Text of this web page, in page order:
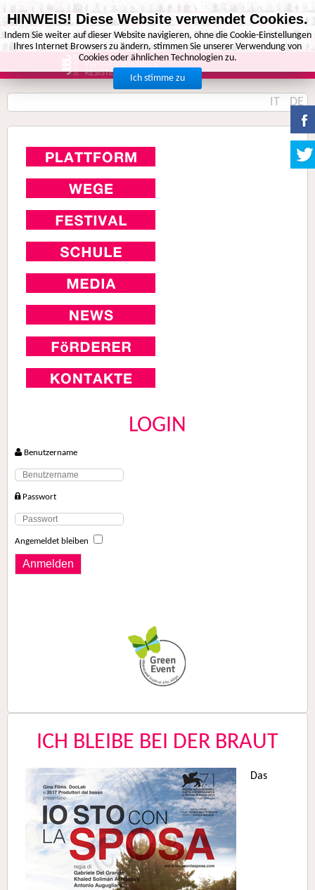
IT DE
HINWEIS! Diese Website verwendet Cookies.
Indem Sie weiter auf dieser Website navigieren, ohne die Cookie-Einstellungen
Ihres Internet Browsers zu ändern, stimmen Sie unserer Verwendung von
Cookies oder ähnlichen Technologien zu.
Ich stimme zu
LOGIN
Benutzername
Passwort
Angemeldet bleiben
ICH BLEIBE BEI DER BRAUT
Das